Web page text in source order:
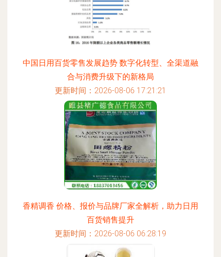
中国日用百货零售发展趋势 数字化转型、全渠道融
合与消费升级下的新格局
更新时间：2026-08-06 17:21:21
香精调香 价格、报价与品牌厂家全解析，助力日用
百货销售提升
更新时间：2026-08-06 06:28:19